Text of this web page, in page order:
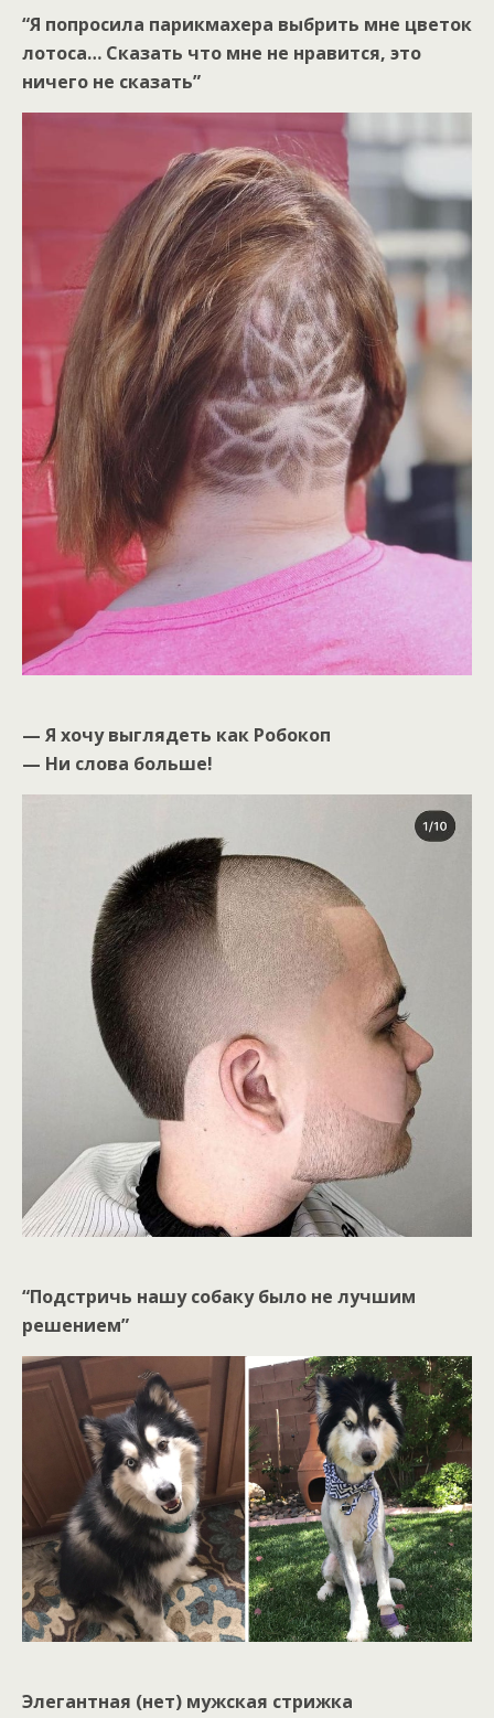
“Я попросила парикмахера выбрить мне цветок
лотоса… Сказать что мне не нравится, это
ничего не сказать”
— Я хочу выглядеть как Робокоп
— Ни слова больше!
“Подстричь нашу собаку было не лучшим
решением”
Элегантная (нет) мужская стрижка